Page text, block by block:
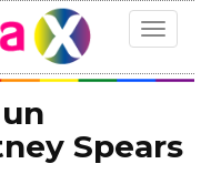
Toggle
Spears